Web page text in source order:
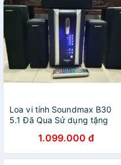
Loa vi tính Soundmax B30
5.1 Đã Qua Sử dụng tặng
1.099.000 đ